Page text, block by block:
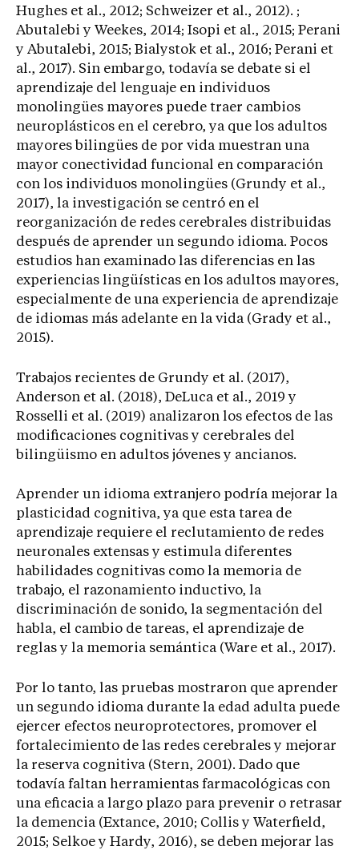
Hughes et al., 2012; Schweizer et al., 2012). ;
Abutalebi y Weekes, 2014; Isopi et al., 2015; Perani
y Abutalebi, 2015; Bialystok et al., 2016; Perani et
al., 2017). Sin embargo, todavía se debate si el
aprendizaje del lenguaje en individuos
monolingües mayores puede traer cambios
neuroplásticos en el cerebro, ya que los adultos
mayores bilingües de por vida muestran una
mayor conectividad funcional en comparación
con los individuos monolingües (Grundy et al.,
2017), la investigación se centró en el
reorganización de redes cerebrales distribuidas
después de aprender un segundo idioma. Pocos
estudios han examinado las diferencias en las
experiencias lingüísticas en los adultos mayores,
especialmente de una experiencia de aprendizaje
de idiomas más adelante en la vida (Grady et al.,
2015).
Trabajos recientes de Grundy et al. (2017),
Anderson et al. (2018), DeLuca et al., 2019 y
Rosselli et al. (2019) analizaron los efectos de las
modificaciones cognitivas y cerebrales del
bilingüismo en adultos jóvenes y ancianos.
Aprender un idioma extranjero podría mejorar la
plasticidad cognitiva, ya que esta tarea de
aprendizaje requiere el reclutamiento de redes
neuronales extensas y estimula diferentes
habilidades cognitivas como la memoria de
trabajo, el razonamiento inductivo, la
discriminación de sonido, la segmentación del
habla, el cambio de tareas, el aprendizaje de
reglas y la memoria semántica (Ware et al., 2017).
Por lo tanto, las pruebas mostraron que aprender
un segundo idioma durante la edad adulta puede
ejercer efectos neuroprotectores, promover el
fortalecimiento de las redes cerebrales y mejorar
la reserva cognitiva (Stern, 2001). Dado que
todavía faltan herramientas farmacológicas con
una eficacia a largo plazo para prevenir o retrasar
la demencia (Extance, 2010; Collis y Waterfield,
2015; Selkoe y Hardy, 2016), se deben mejorar las